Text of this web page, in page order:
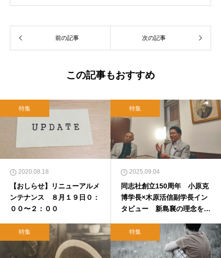
れ。関西学院大学社会学部卒業。９０年代、い
て、雜賀編集工房として独立。
前の記事 次の記事
この記事もおすすめ
特集
2020.08.18
【おしらせ】リニューアルメ
ンテナンス ８月１９日０：
００〜２：００
特集
2025.09.04
同志社創立150周年 小原克
博学長×木原活信副学長イン
タビュー 新島襄の理念を現
題〟とは
特集 特集